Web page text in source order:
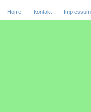
Home Kontakt Impressum